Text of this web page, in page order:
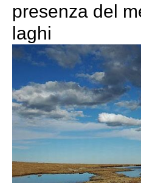
presenza del
laghi